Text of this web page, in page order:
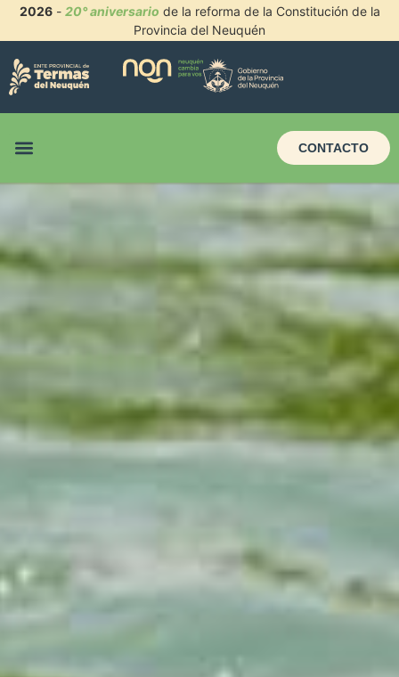
2026- 20° aniversario de la reforma de la Constitución de la
Provincia del Neuquén
CONTACTO